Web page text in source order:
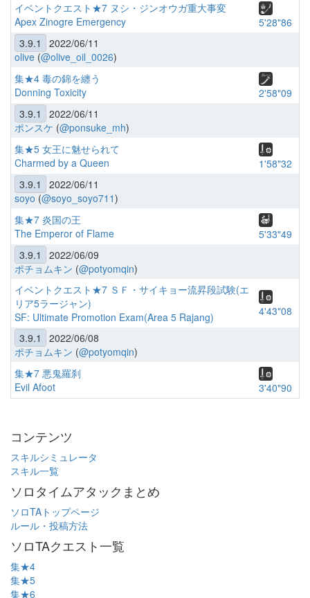
イベントクエスト★7 ヌシ・ジンオウガ重大事変
Apex Zinogre Emergency
5'28"86
3.9.1
2022/06/11
olive (@olive_oil_0026)
集★4 毒の錦を纏う
Donning Toxicity
2'58"09
3.9.1
2022/06/11
ポンスケ (@ponsuke_mh)
集★5 女王に魅せられて
Charmed by a Queen
1'58"32
3.9.1
2022/06/11
soyo (@soyo_soyo711)
集★7 炎国の王
The Emperor of Flame
5'33"49
3.9.1
2022/06/09
ポチョムキン (@potyomqin)
イベントクエスト★7 ＳＦ・サイキョー流昇段試験(エ
リア5ラージャン)
SF: Ultimate Promotion Exam(Area 5 Rajang)
4'43"08
3.9.1
2022/06/08
ポチョムキン (@potyomqin)
集★7 悪鬼羅刹
Evil Afoot
3'40"90
コンテンツ
スキルシミュレータ
スキル一覧
ソロタイムアタックまとめ
ソロTAトップページ
ルール・投稿方法
ソロTAクエスト一覧
集★4
集★5
集★6